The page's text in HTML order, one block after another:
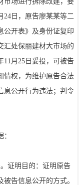
24日，原告廖某某等二
公开表》及身份证复印
汇处保丽建材大市场的
11月25日妥投，可被告
情权，为维护原告合法
息公开行为违法；判令
证明目的：证明原告
告信息公开的方式。